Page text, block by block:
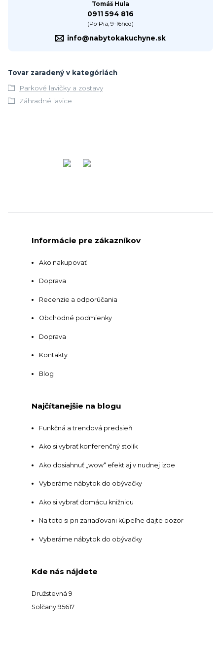
Tomáš Hula
0911 594 816
(Po-Pia, 9-16hod)
info@nabytokakuchyne.sk
Tovar zaradený v kategóriách
Parkové lavičky a zostavy
Záhradné lavice
Informácie pre zákazníkov
Ako nakupovať
Doprava
Recenzie a odporúčania
Obchodné podmienky
Doprava
Kontakty
Blog
Najčítanejšie na blogu
Funkčná a trendová predsieň
Ako si vybrať konferenčný stolík
Ako dosiahnuť „wow“ efekt aj v nudnej izbe
Vyberáme nábytok do obývačky
Ako si vybrať domácu knižnicu
Na toto si pri zariaďovani kúpeľne dajte pozor
Vyberáme nábytok do obývačky
Kde nás nájdete
Družstevná 9
Solčany 95617